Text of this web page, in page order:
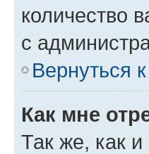
количество
с
Вернуться
Как мне
Так же, как